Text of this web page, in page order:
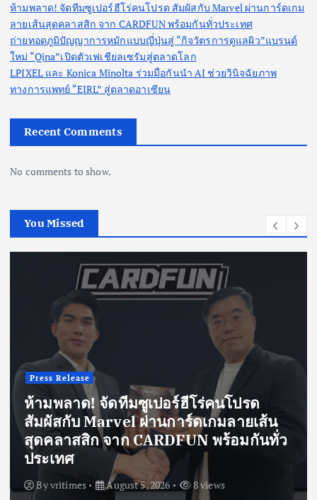
ห้ามพลาด! จัดทีมซูเปอร์ฮีโร่คนโปรด สัมผัสกับ Marvel ผ่านการ์ดเกม
ลายเส้นสุดคลาสสิก จาก CARDFUN พร้อมกันทั่วประเทศ
ถ่ายทอดภูมิปัญญาการหมักแบบญี่ปุ่นสู่ “กิจวัตรการดูแลผิว”แบรนด์
ใหม่ “Qina”เปิดตัวเฟเชียลเซรัมสู่ตลาดโลก
LPIXEL และ Konica Minolta ร่วมมือกันนำ AI ช่วยวินิจฉัยภาพ
ทางการแพทย์ “EIRL” สู่ตลาดอาเซียน
Recent Comments
No comments to show.
You Missed
Press Release
ห้ามพลาด! จัดทีมซูเปอร์ฮีโร่คนโปรด
สัมผัสกับ Marvel ผ่านการ์ดเกมลายเส้น
สุดคลาสสิก จาก CARDFUN พร้อมกันทั่ว
ประเทศ
Byvritimes August 5, 2026 8 views